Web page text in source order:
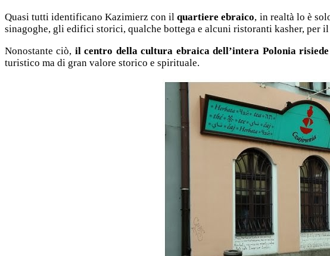
Quasi tutti identificano Kazimierz con ilquartiere ebraico, in realtà lo è
sinagoghe, gli edifici storici, qualche bottega e alcuni ristoranti kasher, per
Nonostante ciò, il centro della cultura ebraica dell’intera Polonia
turistico ma di gran valore storico e spirituale.